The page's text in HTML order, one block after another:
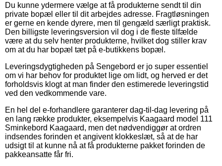
Du kunne ydermere vælge at få produkterne sendt til din
private bopæl eller til dit arbejdes adresse. Fragtløsningen
er gerne en kende dyrere, men til gengæld særligt praktisk.
Den billigste leveringsversion vil dog i de fleste tilfælde
være at du selv henter produkterne, hvilket dog stiller krav
om at du har bopæl tæt på e-butikkens bopæl.
Leveringsdygtigheden på Sengebord er jo super essentiel
om vi har behov for produktet lige om lidt, og herved er det
forholdsvis klogt at man finder den estimerede leveringstid
ved den vedkommende vare.
En hel del e-forhandlere garanterer dag-til-dag levering på
en lang række produkter, eksempelvis Kaagaard model 111
Sminkebord Kaagaard, men det nødvendiggør at ordren
indsendes forinden et angivent klokkeslæt, så at de har
udsigt til at kunne nå at få produkterne pakket forinden de
pakkeansatte får fri.